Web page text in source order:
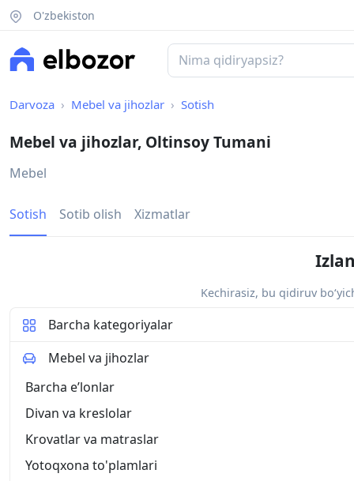
O'zbekiston
Darvoza Mebel va jihozlar Sotish
Mebel va jihozlar, Oltinsoy Tumani
Mebel
Sotish Sotib olish Xizmatlar
Kechirasiz, bu qidiruv
Barcha kategoriyalar
Mebel va jihozlar
Barcha eʼlonlar
Divan va kreslolar
Krovatlar va matraslar
Yotoqxona to'plamlari